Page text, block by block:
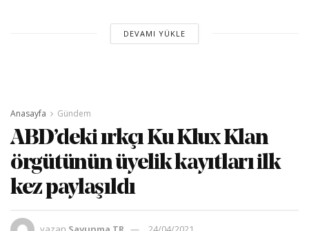
DEVAMI YÜKLE
Anasayfa Gündem
ABD’deki ırkçı Ku Klux Klan
örgütünün üyelik kayıtları ilk
kez paylaşıldı